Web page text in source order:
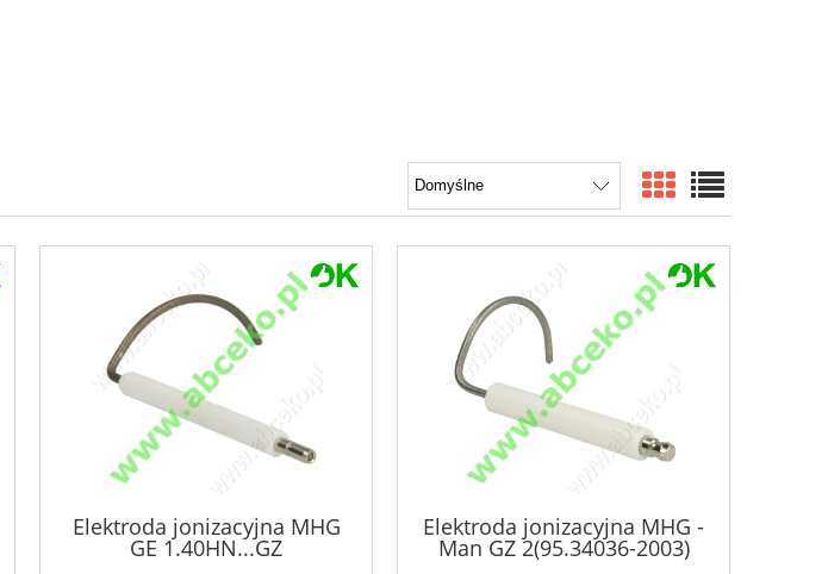
Elektroda jonizacyjna MHG
GE 1.40HN...GZ
Elektroda jonizacyjna MHG -
Man GZ 2(95.34036-2003)